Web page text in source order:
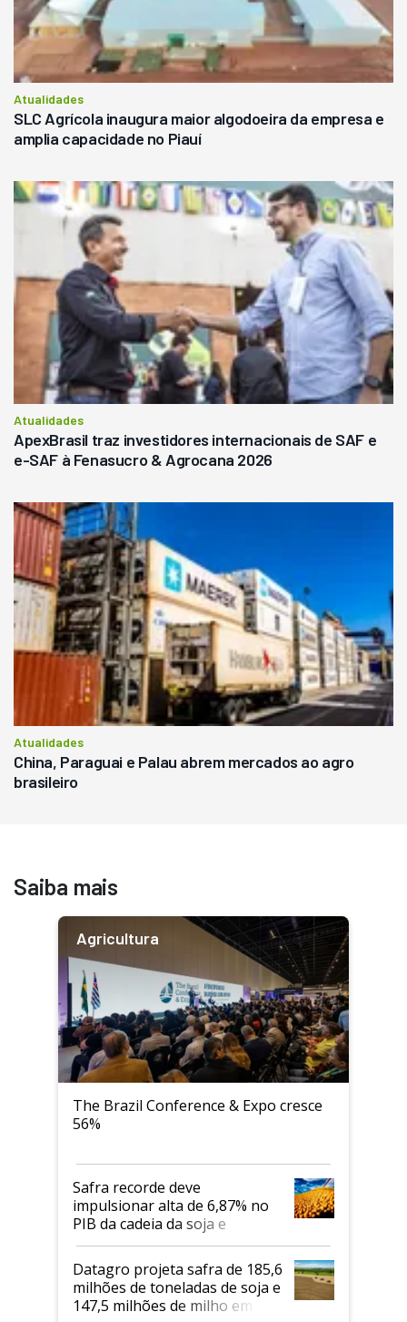
Atualidades
SLC Agrícola inaugura maior algodoeira da empresa e
amplia capacidade no Piauí
Atualidades
ApexBrasil traz investidores internacionais de SAF e
e-SAF à Fenasucro & Agrocana 2026
Atualidades
China, Paraguai e Palau abrem mercados ao agro
brasileiro
Saiba mais
Agricultura
The Brazil Conference & Expo cresce
56%
Safra recorde deve
impulsionar alta de 6,87% no
PIB da cadeia da soja e
biodiesel em 2026
Datagro projeta safra de 185,6
milhões de toneladas de soja e
147,5 milhões de milho em